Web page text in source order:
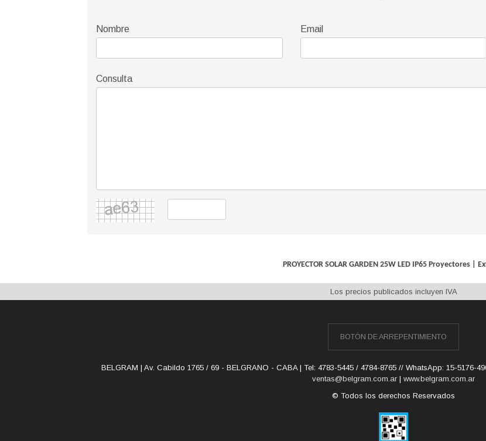
Nombre Email
Consulta
PROYECTOR SOLAR GARDEN 25W LED IP65 Proyectores|
Los precios publicados incluyen IVA
BOTÓN DE ARREPENTIMIENTO
BELGRAM | Av. Cabildo 1765 / 69 - BELGRANO - CABA | Tel: 4783-5445 / 4784-8765 // WhatsApp: 15-5176-
ventas@belgram.com.ar | www.belgram.com.ar
© Todos los derechos Reservados